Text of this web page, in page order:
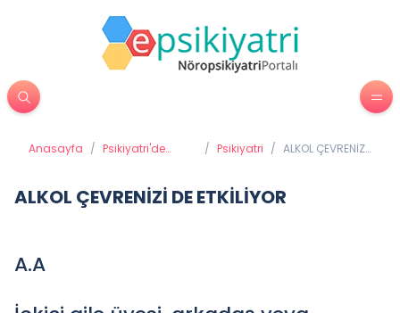
Anasayfa / Psikiyatri'de
/ Psikiyatri / ALKOL ÇEVRENİZİ
ALKOL ÇEVRENİZİ DE ETKİLİYOR
A.A